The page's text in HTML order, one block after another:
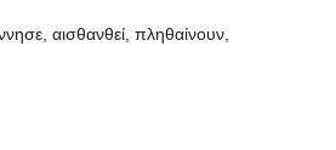
αισθανθεί, πληθαίνουν,